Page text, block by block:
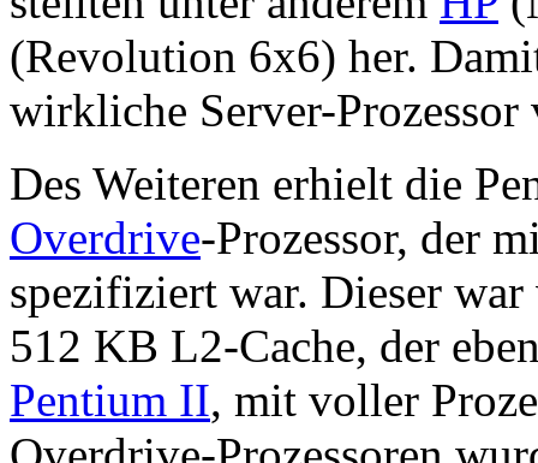
(Revolution 6x6) her.
wirkliche Server-
Des Weiteren erhielt die
Overdrive-Prozessor, der
spezifiziert war. Dieser
512 KB L2-Cache, der
Pentium II, mit voller